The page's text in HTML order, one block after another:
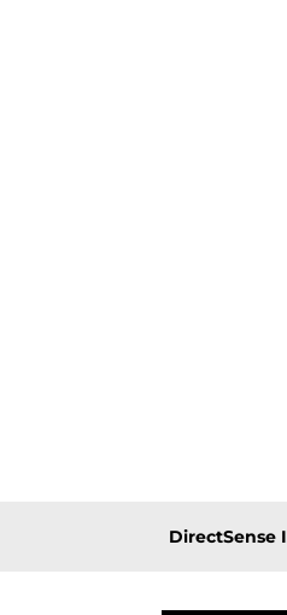
DirectSense